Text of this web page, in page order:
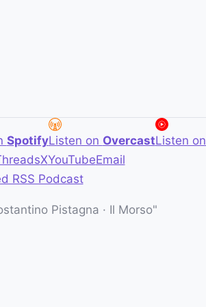
SpotifyListen on OvercastListen on
XYouTubeEmail
RSS Podcast
Pistagna · Il Morso"